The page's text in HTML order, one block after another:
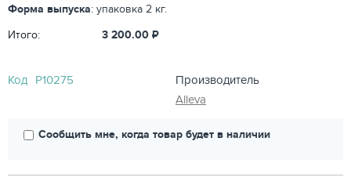
Форма выпуска: упаковка 2 кг.
Итого:
3 200.00 ₽
Код P10275
Производитель
Alleva
Сообщить мне, когда товар будет в наличии